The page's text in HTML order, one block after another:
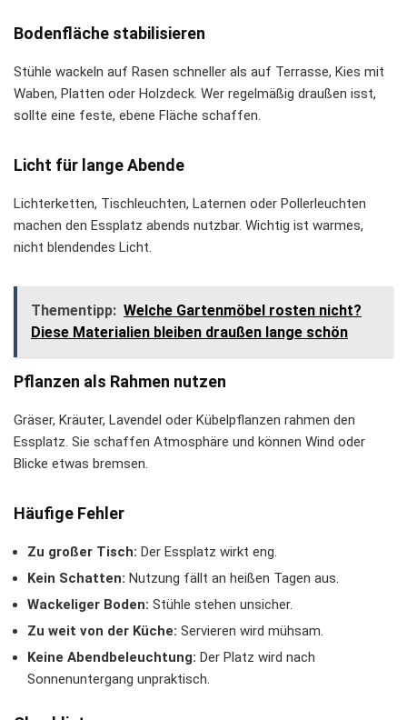
Bodenfläche stabilisieren
Stühle wackeln auf Rasen schneller als auf Terrasse, Kies mit
Waben, Platten oder Holzdeck. Wer regelmäßig draußen isst,
sollte eine feste, ebene Fläche schaffen.
Licht für lange Abende
Lichterketten, Tischleuchten, Laternen oder Pollerleuchten
machen den Essplatz abends nutzbar. Wichtig ist warmes,
nicht blendendes Licht.
Thementipp: Welche Gartenmöbel rosten nicht?
Diese Materialien bleiben draußen lange schön
Pflanzen als Rahmen nutzen
Gräser, Kräuter, Lavendel oder Kübelpflanzen rahmen den
Essplatz. Sie schaffen Atmosphäre und können Wind oder
Blicke etwas bremsen.
Häufige Fehler
Zu großer Tisch: Der Essplatz wirkt eng.
Kein Schatten: Nutzung fällt an heißen Tagen aus.
Wackeliger Boden: Stühle stehen unsicher.
Zu weit von der Küche: Servieren wird mühsam.
Keine Abendbeleuchtung: Der Platz wird nach
Sonnenuntergang unpraktisch.